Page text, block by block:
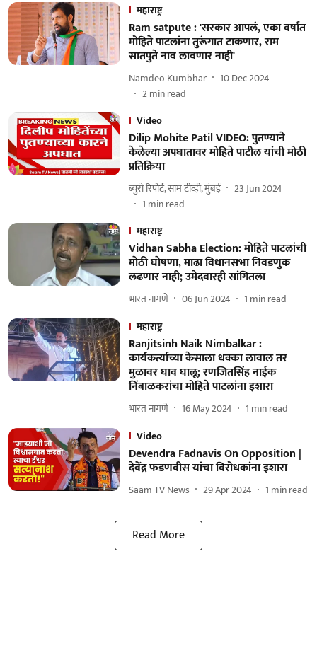
महाराष्ट्र
Ram satpute : 'सरकार आपलं, एका वर्षात
मोहिते पाटलांना तुरूंगात टाकणार, राम
सातपुते नाव‌ लावणार नाही'
Namdeo Kumbhar
10 Dec 2024
2min read
Video
Dilip Mohite Patil VIDEO: पुतण्याने
केलेल्या अपघातावर मोहिते पाटील यांची मोठी
प्रतिक्रिया
ब्युरो रिपोर्ट, साम टीव्ही, मुंबई
23 Jun 2024
1 min read
महाराष्ट्र
Vidhan Sabha Election: माेहिते पाटलांची
माेठी घाेषणा, माढा विधानसभा निवडणुक
लढणार नाही; उमेदवारही सांगितला
भारत नागणे 06 Jun 2024 1 min read
महाराष्ट्र
Ranjitsinh Naik Nimbalkar :
कार्यकर्त्याच्या केसाला धक्का लावाल तर
मुळावर घाव घालू; रणजितसिंह नाईक
निंबाळकरांचा मोहिते पाटलांना इशारा
भारत नागणे 16 May 2024 1 min read
Video
Devendra Fadnavis On Opposition |
देवेंद्र फडणवीस यांचा विरोधकांना इशारा
Saam TV News 29 Apr 2024 1 min read
Read More